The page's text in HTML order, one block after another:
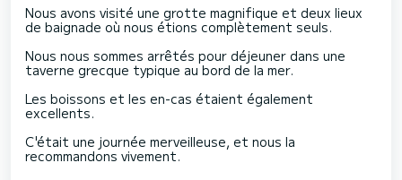
Nous avons visité une grotte magnifique et deux lieux
de baignade où nous étions complètement seuls.
Nous nous sommes arrêtés pour déjeuner dans une
taverne grecque typique au bord de la mer.
Les boissons et les en-cas étaient également
excellents.
C'était une journée merveilleuse, et nous la